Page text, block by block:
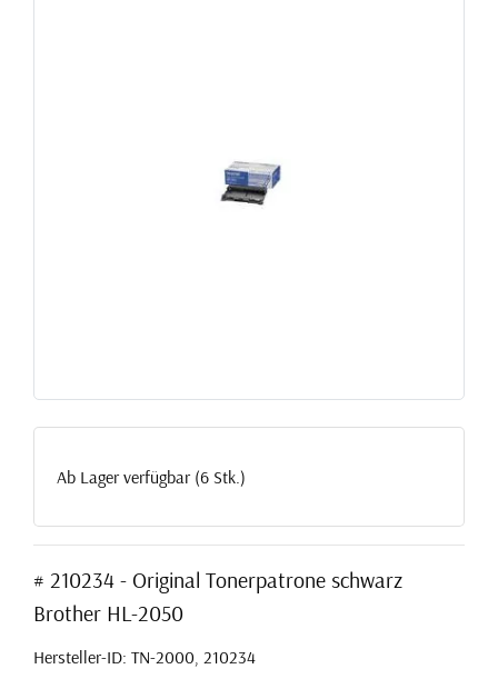
Ab Lager verfügbar (6 Stk.)
# 210234 - Original Tonerpatrone schwarz
Brother HL-2050
Hersteller-ID: TN-2000, 210234